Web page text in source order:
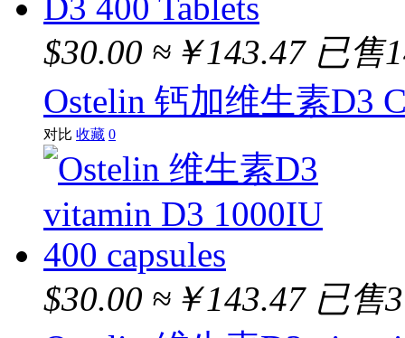
$30.00 ≈￥143.47 已售
Ostelin 钙加维生素D3
对比 收藏 0
$30.00 ≈￥143.47 已售